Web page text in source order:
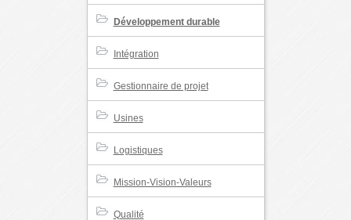
Développement durable
Intégration
Gestionnaire de projet
Usines
Logistiques
Mission-Vision-Valeurs
Qualité